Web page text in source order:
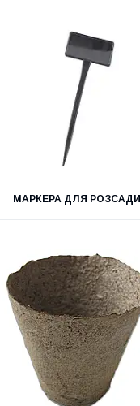
МАРКЕРА ДЛЯ РОЗСАДИ